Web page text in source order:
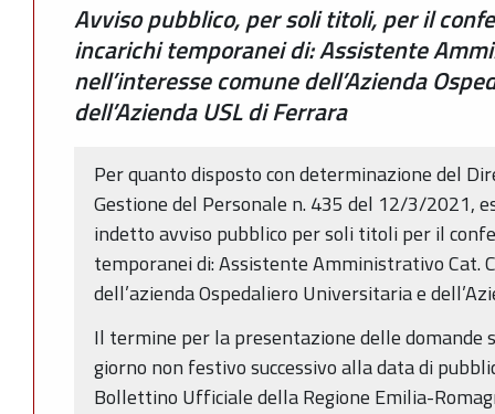
Avviso pubblico, per soli titoli, per il
incarichi temporanei di: Assistente
nell’interesse comune dell’Azienda
dell’Azienda USL di Ferrara
Per quanto disposto con determinazione del
Gestione del Personale n. 435 del 12/3/2021,
indetto avviso pubblico per soli titoli per il
temporanei di: Assistente Amministrativo Cat.
dell’azienda Ospedaliero Universitaria e
Il termine per la presentazione delle domande
giorno non festivo successivo alla data di
Bollettino Ufficiale della Regione Emilia-